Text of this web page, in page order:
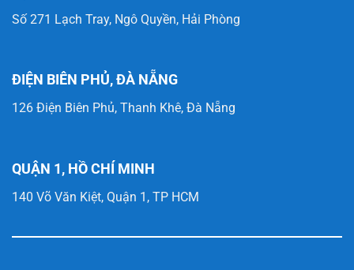
Số 271 Lạch Tray, Ngô Quyền, Hải Phòng
ĐIỆN BIÊN PHỦ, ĐÀ NẴNG
126 Điện Biên Phủ, Thanh Khê, Đà Nẵng
QUẬN 1, HỒ CHÍ MINH
140 Võ Văn Kiệt, Quận 1, TP HCM